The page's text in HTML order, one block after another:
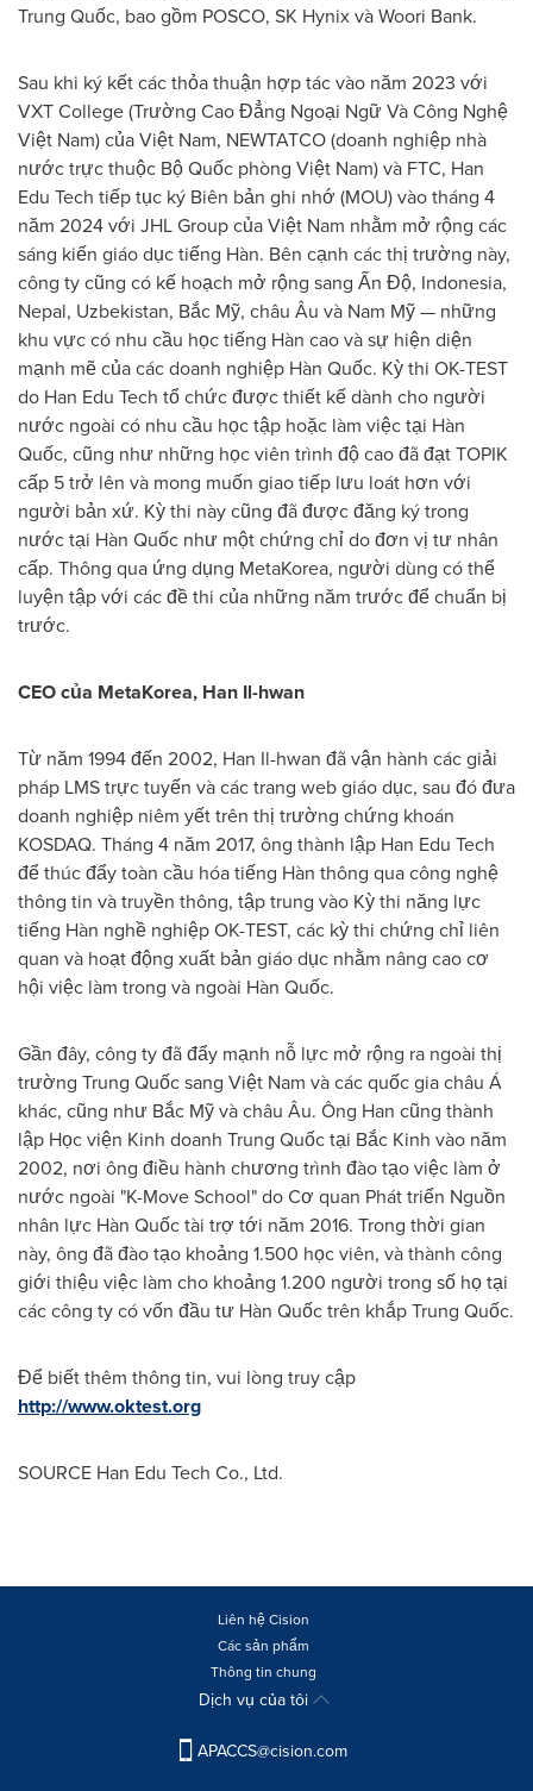
Trung Quốc, bao gồm POSCO, SK Hynix và Woori Bank.
Sau khi ký kết các thỏa thuận hợp tác vào năm 2023 với
VXT College (Trường Cao Đẳng Ngoại Ngữ Và Công Nghệ
Việt Nam) của Việt Nam, NEWTATCO (doanh nghiệp nhà
nước trực thuộc Bộ Quốc phòng Việt Nam) và FTC, Han
Edu Tech tiếp tục ký Biên bản ghi nhớ (MOU) vào tháng 4
năm 2024 với JHL Group của Việt Nam nhằm mở rộng các
sáng kiến giáo dục tiếng Hàn. Bên cạnh các thị trường này,
công ty cũng có kế hoạch mở rộng sang Ấn Độ, Indonesia,
Nepal, Uzbekistan, Bắc Mỹ, châu Âu và Nam Mỹ — những
khu vực có nhu cầu học tiếng Hàn cao và sự hiện diện
mạnh mẽ của các doanh nghiệp Hàn Quốc. Kỳ thi OK-TEST
do Han Edu Tech tổ chức được thiết kế dành cho người
nước ngoài có nhu cầu học tập hoặc làm việc tại Hàn
Quốc, cũng như những học viên trình độ cao đã đạt TOPIK
cấp 5 trở lên và mong muốn giao tiếp lưu loát hơn với
người bản xứ. Kỳ thi này cũng đã được đăng ký trong
nước tại Hàn Quốc như một chứng chỉ do đơn vị tư nhân
cấp. Thông qua ứng dụng MetaKorea, người dùng có thể
luyện tập với các đề thi của những năm trước để chuẩn bị
trước.
CEO của MetaKorea, Han Il-hwan
Từ năm 1994 đến 2002, Han Il-hwan đã vận hành các giải
pháp LMS trực tuyến và các trang web giáo dục, sau đó đưa
doanh nghiệp niêm yết trên thị trường chứng khoán
KOSDAQ. Tháng 4 năm 2017, ông thành lập Han Edu Tech
để thúc đẩy toàn cầu hóa tiếng Hàn thông qua công nghệ
thông tin và truyền thông, tập trung vào Kỳ thi năng lực
tiếng Hàn nghề nghiệp OK-TEST, các kỳ thi chứng chỉ liên
quan và hoạt động xuất bản giáo dục nhằm nâng cao cơ
hội việc làm trong và ngoài Hàn Quốc.
Gần đây, công ty đã đẩy mạnh nỗ lực mở rộng ra ngoài thị
trường Trung Quốc sang Việt Nam và các quốc gia châu Á
khác, cũng như Bắc Mỹ và châu Âu. Ông Han cũng thành
lập Học viện Kinh doanh Trung Quốc tại Bắc Kinh vào năm
2002, nơi ông điều hành chương trình đào tạo việc làm ở
nước ngoài "K-Move School" do Cơ quan Phát triển Nguồn
nhân lực Hàn Quốc tài trợ tới năm 2016. Trong thời gian
này, ông đã đào tạo khoảng 1.500 học viên, và thành công
giới thiệu việc làm cho khoảng 1.200 người trong số họ tại
các công ty có vốn đầu tư Hàn Quốc trên khắp Trung Quốc.
Để biết thêm thông tin, vui lòng truy cập
http://www.oktest.org
SOURCE Han Edu Tech Co., Ltd.
Liên hệ Cision
Các sản phẩm
Thông tin chung
Dịch vụ của tôi
APACCS@cision.com